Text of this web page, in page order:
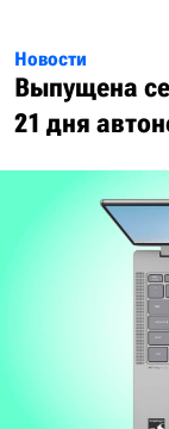
Новости
Выпущена
21 дня